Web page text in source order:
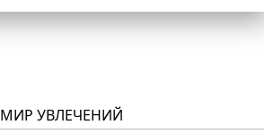
МИР УВЛЕЧЕНИЙ